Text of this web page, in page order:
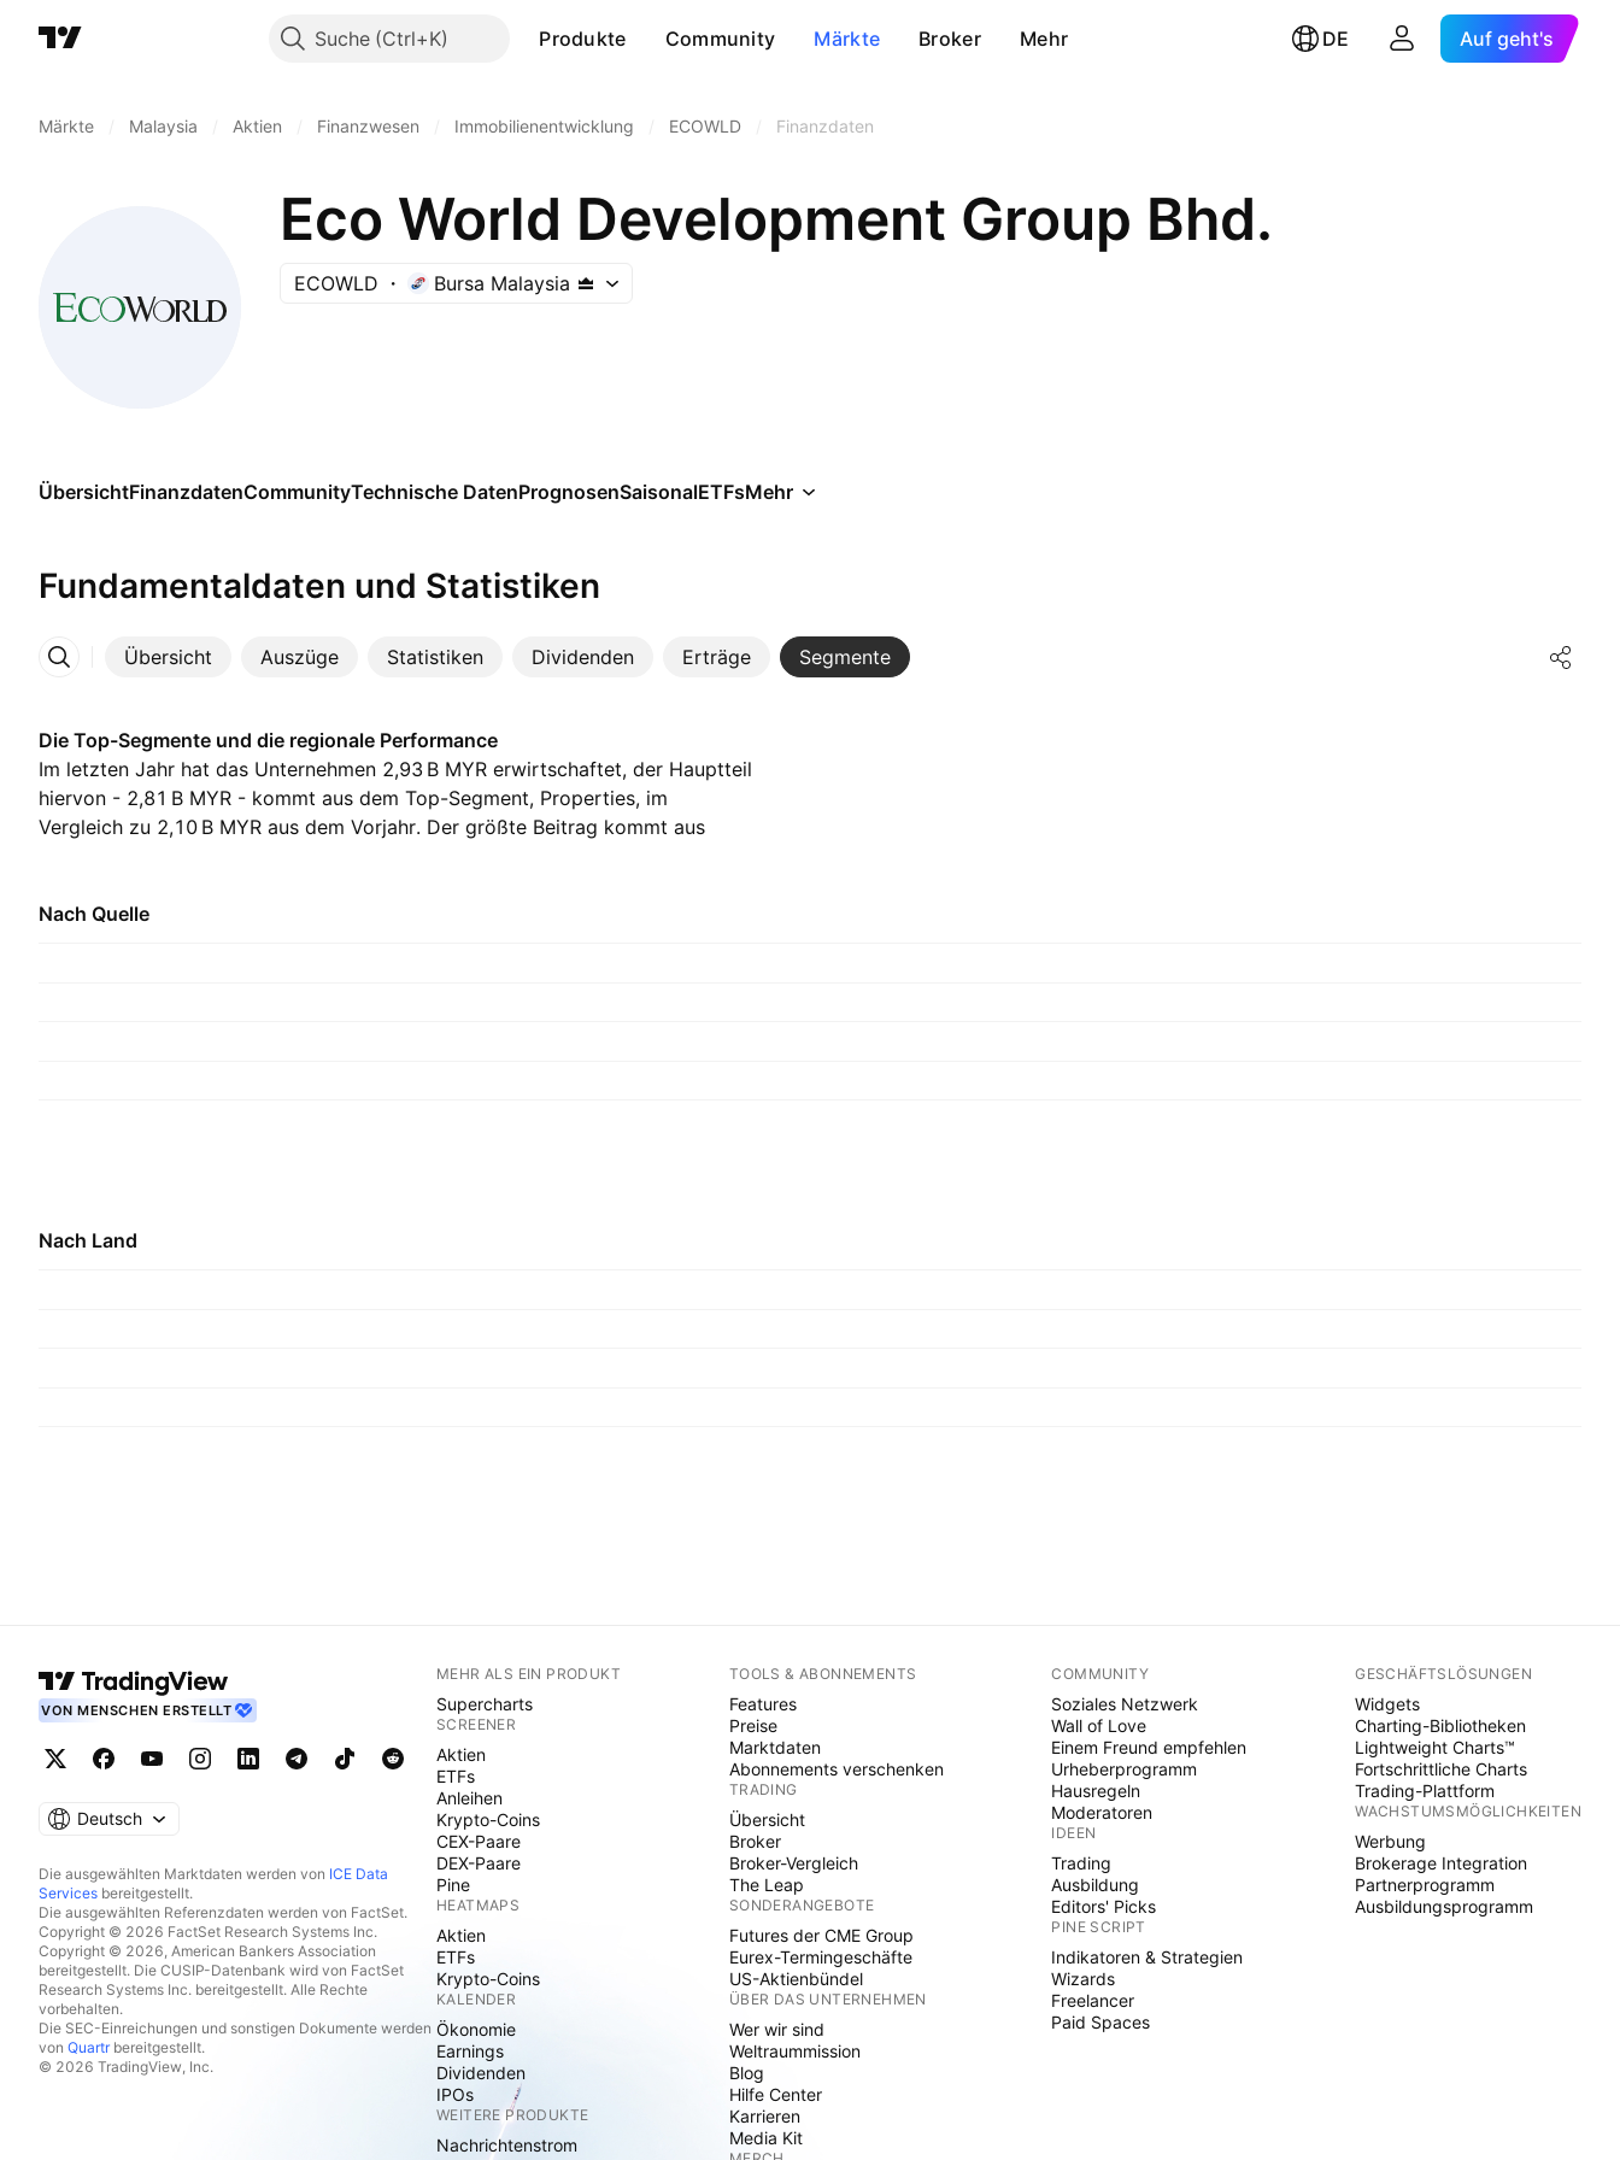
Suche Produkte Community Märkte Broker Mehr DE Auf geht's
Märkte Malaysia Aktien Finanzwesen Immobilienentwicklung ECOWLD Finanzdaten
Eco World Development Group Bhd.
ECOWLD Bursa Malaysia
ÜbersichtFinanzdatenCommunityTechnische DatenPrognosenSaisonalETFsMehr
Fundamentaldaten und Statistiken
Übersicht Auszüge Statistiken Dividenden Erträge Segmente
Mehr
Die Top-Segmente und die regionale Performance
Im letzten Jahr hat das Unternehmen ‪2,93 B‬ MYR erwirtschaftet, der Hauptteil
hiervon - ‪2,81 B‬ MYR - kommt aus dem Top-Segment, Properties, im
Vergleich zu ‪2,10 B‬ MYR aus dem Vorjahr. Der größte Beitrag kommt aus
Nach Quelle
Nach Land
VON MENSCHEN ERSTELLT
Deutsch
Die ausgewählten Marktdaten werden von ICE Data
Services bereitgestellt.
Die ausgewählten Referenzdaten werden von FactSet.
Copyright © 2026 FactSet Research Systems Inc.
Copyright © 2026, American Bankers Association
bereitgestellt. Die CUSIP-Datenbank wird von FactSet
Research Systems Inc. bereitgestellt. Alle Rechte
vorbehalten.
Die SEC-Einreichungen und sonstigen Dokumente werden
von Quartrbereitgestellt.
© 2026 TradingView, Inc.
MEHR ALS EIN PRODUKT
Supercharts
SCREENER
Aktien
ETFs
Anleihen
Krypto-Coins
CEX-Paare
DEX-Paare
Pine
HEATMAPS
Aktien
ETFs
Krypto-Coins
KALENDER
Ökonomie
Earnings
Dividenden
IPOs
WEITERE PRODUKTE
Nachrichtenstrom
TOOLS & ABONNEMENTS
Features
Preise
Marktdaten
Abonnements verschenken
TRADING
Übersicht
Broker
Broker-Vergleich
The Leap
SONDERANGEBOTE
Futures der CME Group
Eurex-Termingeschäfte
US-Aktienbündel
ÜBER DAS UNTERNEHMEN
Wer wir sind
Weltraummission
Blog
Hilfe Center
Karrieren
Media Kit
COMMUNITY
Soziales Netzwerk
Wall of Love
Einem Freund empfehlen
Urheberprogramm
Hausregeln
Moderatoren
IDEEN
Trading
Ausbildung
Editors' Picks
PINE SCRIPT
Indikatoren & Strategien
Wizards
Freelancer
Paid Spaces
GESCHÄFTSLÖSUNGEN
Widgets
Charting-Bibliotheken
Lightweight Charts™
Fortschrittliche Charts
Trading-Plattform
WACHSTUMSMÖGLICHKEITEN
Werbung
Brokerage Integration
Partnerprogramm
Ausbildungsprogramm